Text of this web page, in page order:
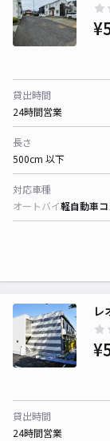
貸出時間
24時間営業
長さ
500cm 以下
対応車種
オートバイ軽自動車
レ
貸出時間
24時間営業